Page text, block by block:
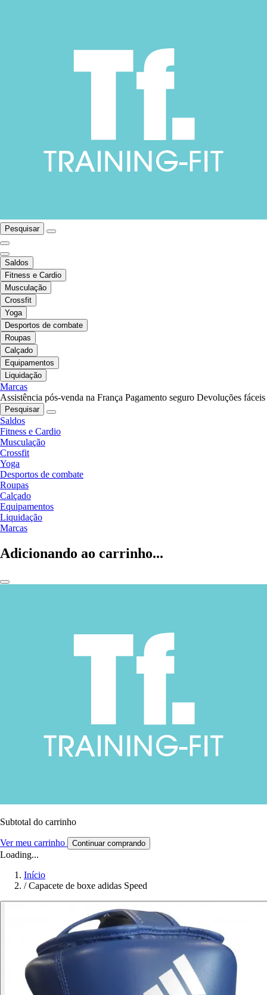
Pesquisar
Saldos
Fitness e Cardio
Musculação
Crossfit
Yoga
Desportos de combate
Roupas
Calçado
Equipamentos
Liquidação
Marcas
Assistência pós-venda na França Pagamento seguro Devoluções fáceis
Pesquisar
Saldos
Fitness e Cardio
Musculação
Crossfit
Yoga
Desportos de combate
Roupas
Calçado
Equipamentos
Liquidação
Marcas
Adicionando ao carrinho...
Subtotal do carrinho
Ver meu carrinho Continuar comprando
Loading...
Início
/ Capacete de boxe adidas Speed